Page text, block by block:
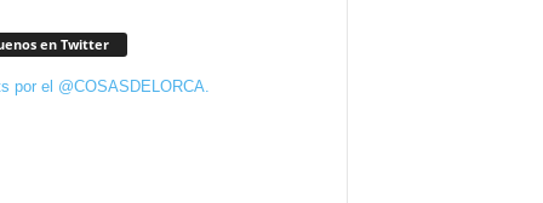
en Twitter
por el @COSASDELORCA.